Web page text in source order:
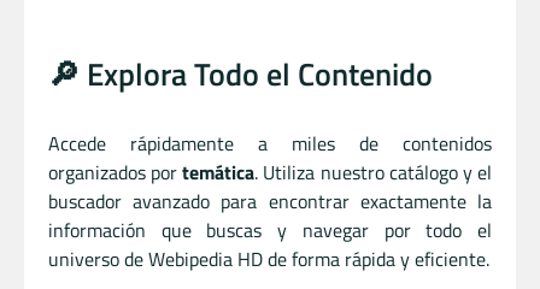
🔎 Explora Todo el Contenido
Accede rápidamente a miles de contenidos
organizados portemática. Utiliza nuestro catálogo y el
buscador avanzado para encontrar exactamente la
información que buscas y navegar por todo el
universo de Webipedia HD de forma rápida y eficiente.